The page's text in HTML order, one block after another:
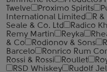
Twelve
Proximo Spirits
International Limited
R
Seale & Co. Ltd
Radico
Remy Martin
Reyka
& Co
Rodionov & Sons
Barcelo
Ronrico Rum
Rossi & Rossi
Roullet
RSD Whiskey
Rudolf